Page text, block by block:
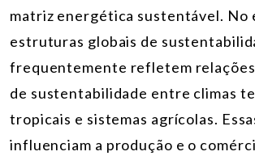
matriz energética sustentável. No
estruturas globais de
frequentemente refletem
de sustentabilidade entre climas
tropicais e sistemas agrícolas.
influenciam a produção e o